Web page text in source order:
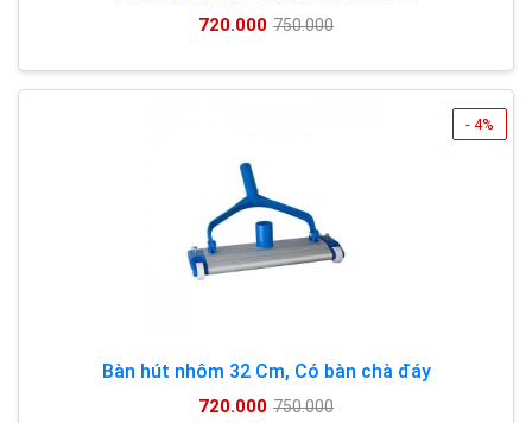
720.000 750.000
- 4%
Bàn hút nhôm 32 Cm, Có bàn chà đáy
720.000 750.000